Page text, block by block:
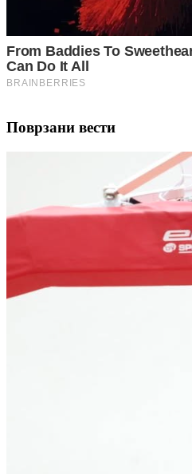
Поврзани вести